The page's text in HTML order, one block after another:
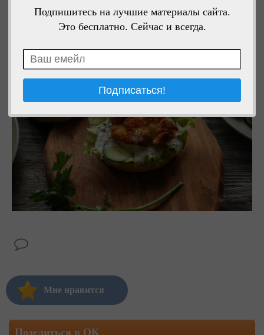
Подпишитесь на лучшие материалы сайта.
Это бесплатно. Сейчас и всегда.
Мне нравится
Поделиться в ОК